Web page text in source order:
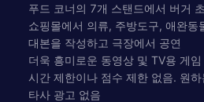
푸드 코너의 7개 스탠드에서 버거
쇼핑몰에서 의류, 주방도구, 애완동
대본을 작성하고 극장에서 공연
더욱 흥미로운 동영상 및 TV용 게임
시간 제한이나 점수 제한 없음. 원
타사 광고 없음